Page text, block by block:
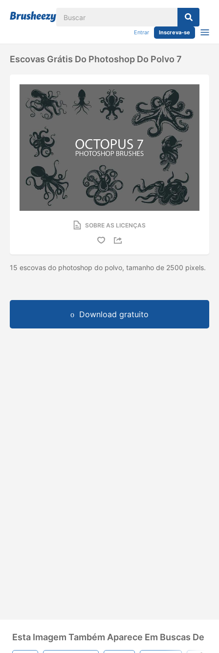
Entrar Inscreva-se
Escovas Grátis Do Photoshop Do Polvo 7
SOBRE AS LICENÇAS
15 escovas do photoshop do polvo, tamanho de 2500 pixels.
Download gratuito
Esta Imagem Também Aparece Em Buscas De